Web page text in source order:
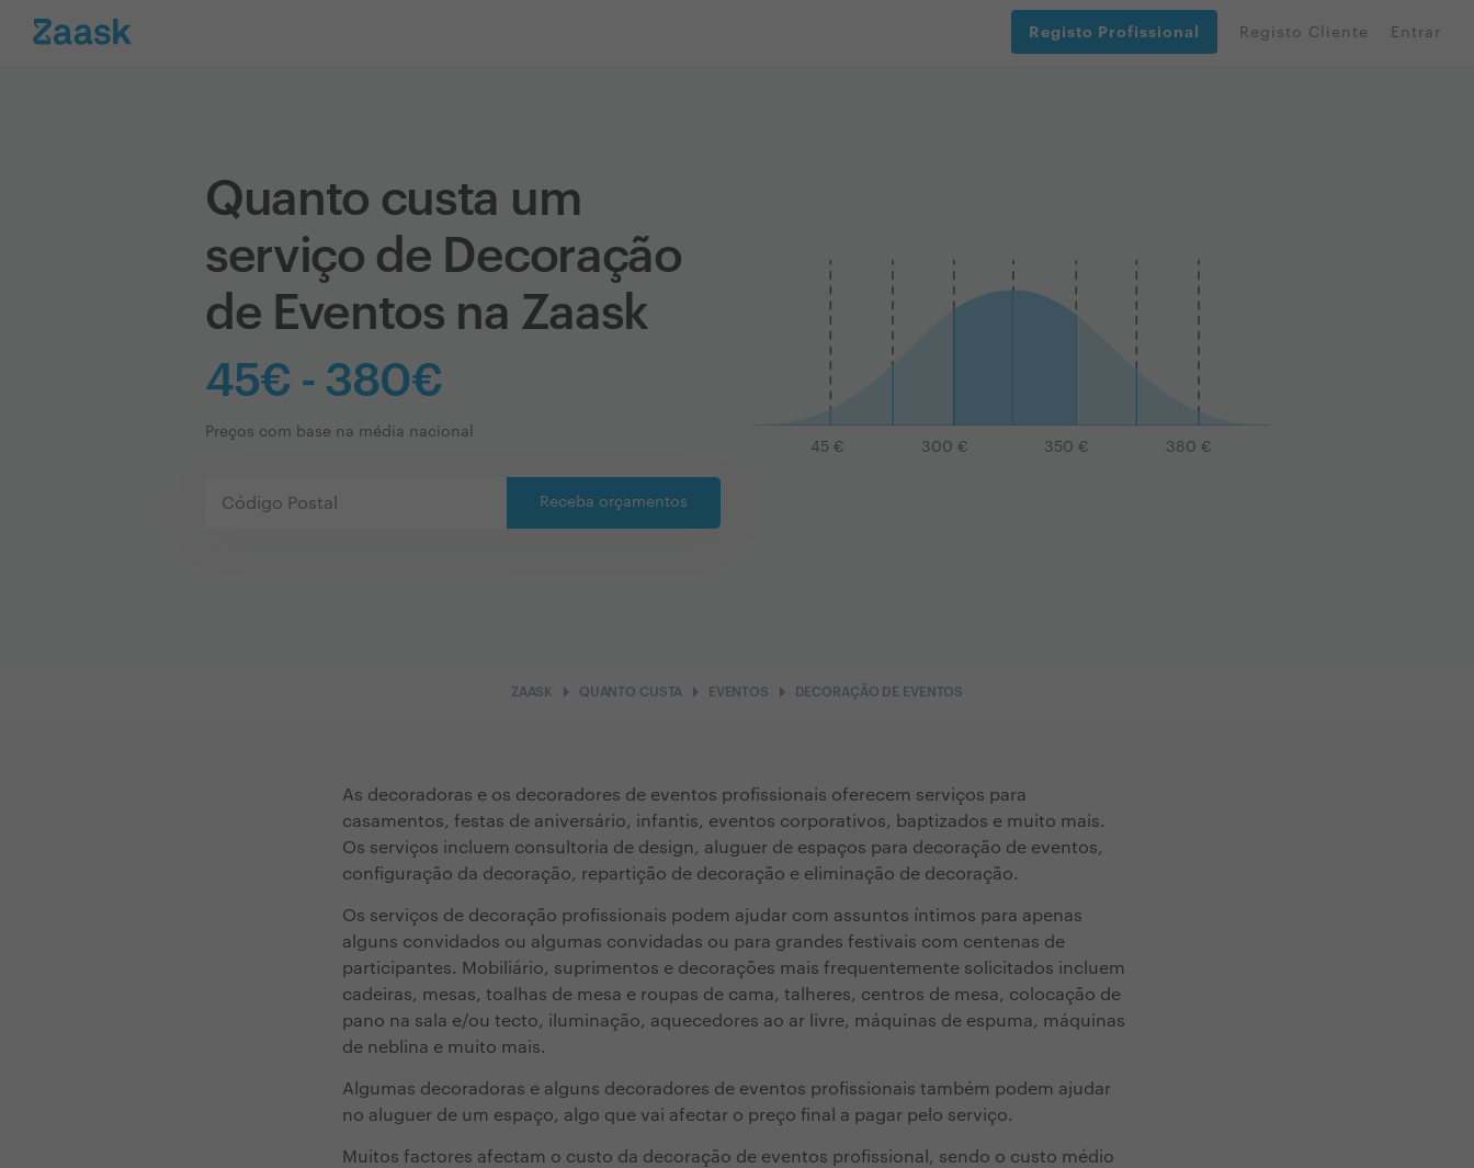
Registo Profissional Registo Cliente Entrar
Quanto custa um
serviço de Decoração
de Eventos na Zaask
45€ - 380€
Preços com base na média nacional
Receba orçamentos
45 € 300 € 350 € 380 €
ZAASK arrow_right QUANTO CUSTA arrow_right EVENTOS arrow_right DECORAÇÃO DE EVENTOS
As decoradoras e os decoradores de eventos profissionais oferecem serviços para
casamentos, festas de aniversário, infantis, eventos corporativos, baptizados e muito mais.
Os serviços incluem consultoria de design, aluguer de espaços para decoração de eventos,
configuração da decoração, repartição de decoração e eliminação de decoração.
Os serviços de decoração profissionais podem ajudar com assuntos íntimos para apenas
alguns convidados ou algumas convidadas ou para grandes festivais com centenas de
participantes. Mobiliário, suprimentos e decorações mais frequentemente solicitados incluem
cadeiras, mesas, toalhas de mesa e roupas de cama, talheres, centros de mesa, colocação de
pano na sala e/ou tecto, iluminação, aquecedores ao ar livre, máquinas de espuma, máquinas
de neblina e muito mais.
Algumas decoradoras e alguns decoradores de eventos profissionais também podem ajudar
no aluguer de um espaço, algo que vai afectar o preço final a pagar pelo serviço.
Muitos factores afectam o custo da decoração de eventos profissional, sendo o custo médio